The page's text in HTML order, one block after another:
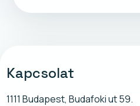
Kapcsolat
1111 Budapest, Budafoki ut 59.